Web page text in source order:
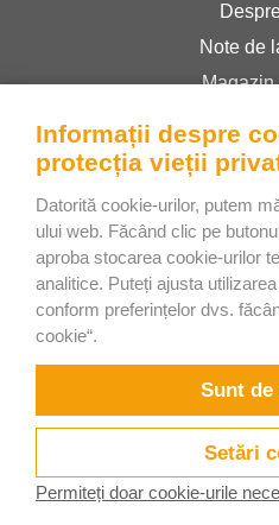
Note de
Magazin
Politica de
Bee
U
180 00
Informații despre
protecția vieții
Datorită cookie-urilor, putem
ului web. Făcând clic pe
aproba stocarea cookie-urilor
analitice. Puteți ajusta
conform preferințelor dvs.
cookie“.
Sunt de
Setări
Permiteți doar cookie-urile